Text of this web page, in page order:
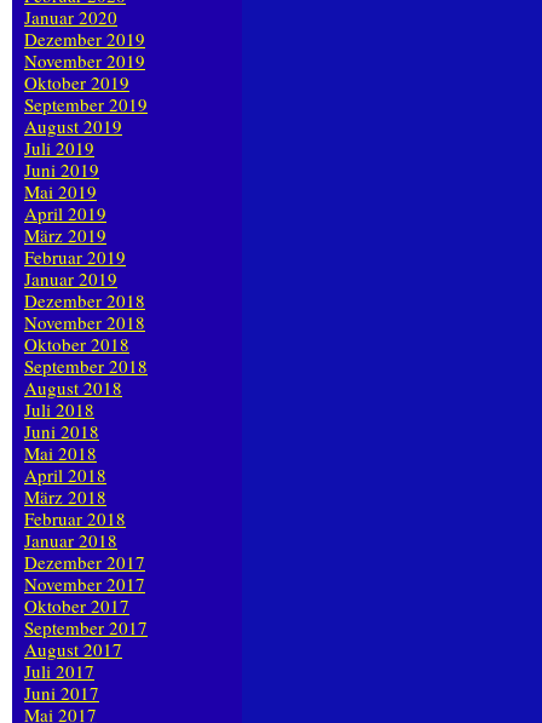
Januar 2020
Dezember 2019
November 2019
Oktober 2019
September 2019
August 2019
Juli 2019
Juni 2019
Mai 2019
April 2019
März 2019
Februar 2019
Januar 2019
Dezember 2018
November 2018
Oktober 2018
September 2018
August 2018
Juli 2018
Juni 2018
Mai 2018
April 2018
März 2018
Februar 2018
Januar 2018
Dezember 2017
November 2017
Oktober 2017
September 2017
August 2017
Juli 2017
Juni 2017
Mai 2017